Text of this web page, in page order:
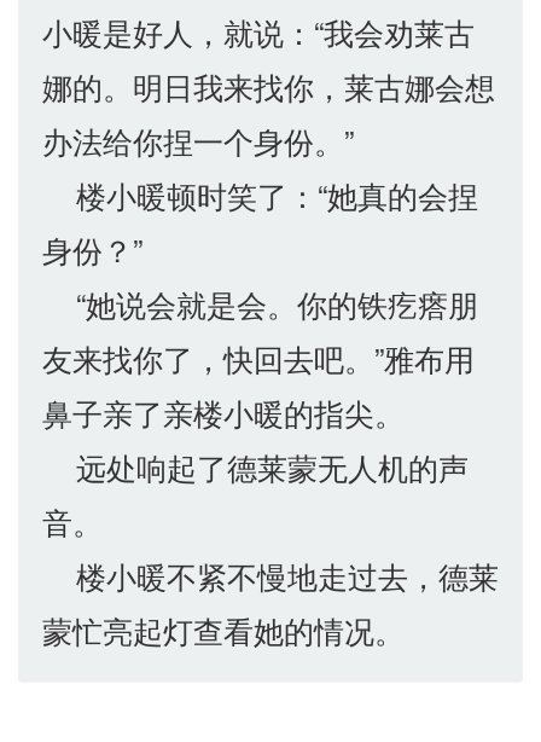
小暖是好人，就说：“我会劝莱古
娜的。明日我来找你，莱古娜会想
办法给你捏一个身份。”
楼小暖顿时笑了：“她真的会捏
身份？”
“她说会就是会。你的铁疙瘩朋
友来找你了，快回去吧。”雅布用
鼻子亲了亲楼小暖的指尖。
远处响起了德莱蒙无人机的声
音。
楼小暖不紧不慢地走过去，德莱
蒙忙亮起灯查看她的情况。